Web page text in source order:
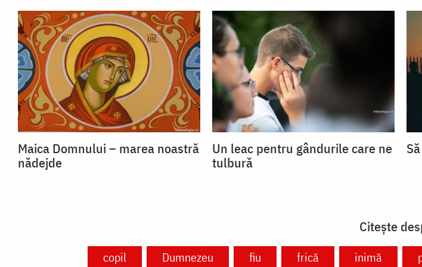
Maica Domnului – marea noastră
nădejde
Un leac pentru gândurile care ne
tulbură
Citește
copil Dumnezeu fiu frică inimă